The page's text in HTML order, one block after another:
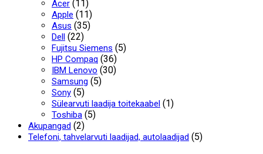
Acer (11)
Apple (11)
Asus (35)
Dell (22)
Fujitsu Siemens (5)
HP Compaq (36)
IBM Lenovo (30)
Samsung (5)
Sony (5)
Sülearvuti laadija toitekaabel (1)
Toshiba (5)
Akupangad (2)
Telefoni, tahvelarvuti laadijad, autolaadijad (5)